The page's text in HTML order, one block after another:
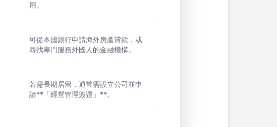
用。
可從本國銀行申請海外房產貸款，或
尋找專門服務外國人的金融機構。
若需長期居留，通常需設立公司並申
請**「經營管理簽證」**。